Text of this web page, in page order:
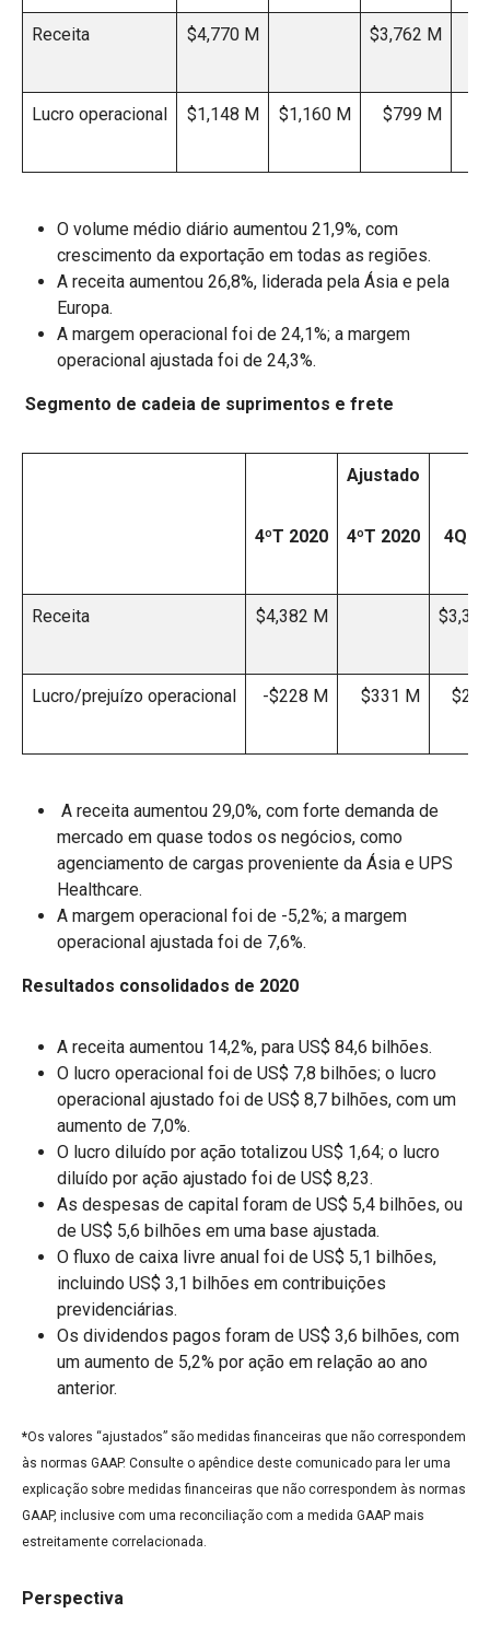
Receita $4,770 M $3,762 M
Lucro operacional $1,148 M $1,160 M $799 M
O volume médio diário aumentou 21,9%, com
crescimento da exportação em todas as regiões.
A receita aumentou 26,8%, liderada pela Ásia e pela
Europa.
A margem operacional foi de 24,1%; a margem
operacional ajustada foi de 24,3%.
Segmento de cadeia de suprimentos e frete
4ºT 2020
Ajustado
4ºT 2020 4Q
Receita $4,382 M
Lucro/prejuízo operacional -$228 M $331 M
A receita aumentou 29,0%, com forte demanda de
mercado em quase todos os negócios, como
agenciamento de cargas proveniente da Ásia e UPS
Healthcare.
A margem operacional foi de -5,2%; a margem
operacional ajustada foi de 7,6%.
Resultados consolidados de 2020
A receita aumentou 14,2%, para US$ 84,6 bilhões.
O lucro operacional foi de US$ 7,8 bilhões; o lucro
operacional ajustado foi de US$ 8,7 bilhões, com um
aumento de 7,0%.
O lucro diluído por ação totalizou US$ 1,64; o lucro
diluído por ação ajustado foi de US$ 8,23.
As despesas de capital foram de US$ 5,4 bilhões, ou
de US$ 5,6 bilhões em uma base ajustada.
O fluxo de caixa livre anual foi de US$ 5,1 bilhões,
incluindo US$ 3,1 bilhões em contribuições
previdenciárias.
Os dividendos pagos foram de US$ 3,6 bilhões, com
um aumento de 5,2% por ação em relação ao ano
anterior.
*Os valores “ajustados” são medidas financeiras que não correspondem
às normas GAAP. Consulte o apêndice deste comunicado para ler uma
explicação sobre medidas financeiras que não correspondem às normas
GAAP, inclusive com uma reconciliação com a medida GAAP mais
estreitamente correlacionada.
Perspectiva